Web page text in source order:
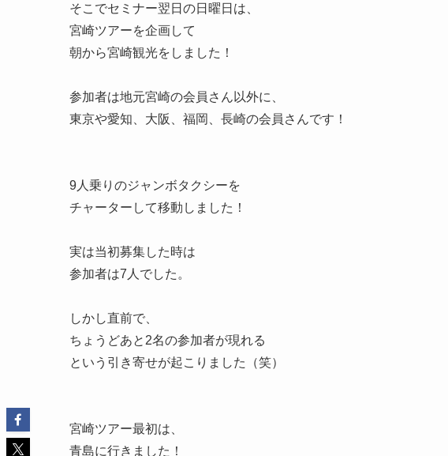
そこでセミナー翌日の日曜日は、
宮崎ツアーを企画して
朝から宮崎観光をしました！
参加者は地元宮崎の会員さん以外に、
東京や愛知、大阪、福岡、長崎の会員さんです！
9人乗りのジャンボタクシーを
チャーターして移動しました！
実は当初募集した時は
参加者は7人でした。
しかし直前で、
ちょうどあと2名の参加者が現れる
という引き寄せが起こりました（笑）
宮崎ツアー最初は、
青島に行きました！